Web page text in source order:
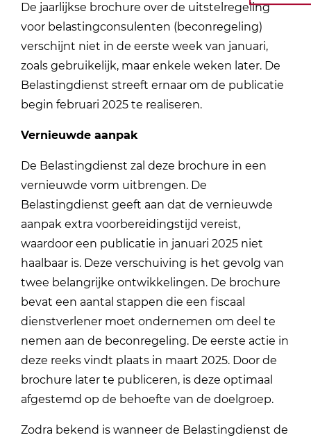
De jaarlijkse brochure over de uitstelregeling
voor belastingconsulenten (beconregeling)
verschijnt niet in de eerste week van januari,
zoals gebruikelijk, maar enkele weken later. De
Belastingdienst streeft ernaar om de publicatie
begin februari 2025 te realiseren.
Vernieuwde aanpak
De Belastingdienst zal deze brochure in een
vernieuwde vorm uitbrengen. De
Belastingdienst geeft aan dat de vernieuwde
aanpak extra voorbereidingstijd vereist,
waardoor een publicatie in januari 2025 niet
haalbaar is. Deze verschuiving is het gevolg van
twee belangrijke ontwikkelingen. De brochure
bevat een aantal stappen die een fiscaal
dienstverlener moet ondernemen om deel te
nemen aan de beconregeling. De eerste actie in
deze reeks vindt plaats in maart 2025. Door de
brochure later te publiceren, is deze optimaal
afgestemd op de behoefte van de doelgroep.
Zodra bekend is wanneer de Belastingdienst de